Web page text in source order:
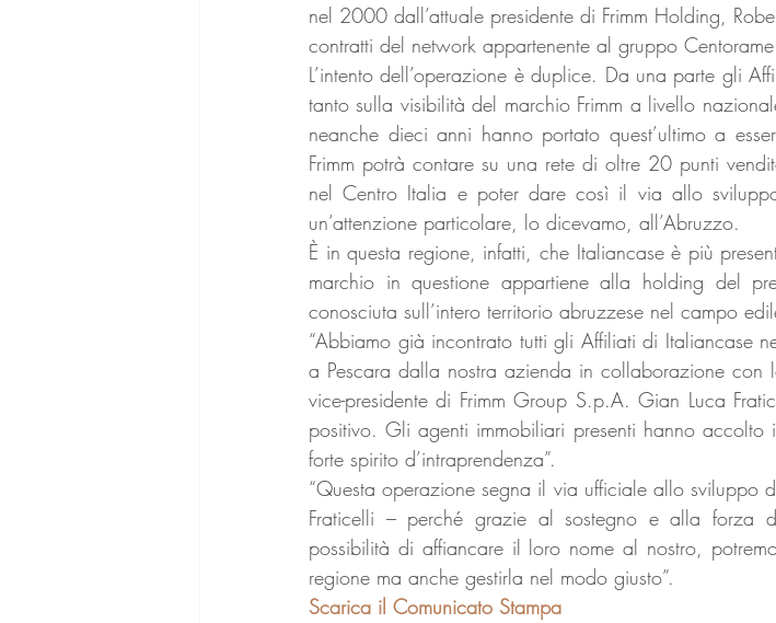
nel 2000 dall’attuale presidente di Frimm Holding,
contratti del network appartenente al gruppo
L’intento dell’operazione è duplice. Da una parte gli
tanto sulla visibilità del marchio Frimm a livello
neanche dieci anni hanno portato quest’ultimo a
Frimm potrà contare su una rete di oltre 20 punti
nel Centro Italia e poter dare così il via allo
un’attenzione particolare, lo dicevamo, all’Abruzzo.
È in questa regione, infatti, che Italiancase è più
marchio in questione appartiene alla holding del
conosciuta sull’intero territorio abruzzese nel campo
“Abbiamo già incontrato tutti gli Affiliati di Italiancase
a Pescara dalla nostra azienda in collaborazione con
vice-presidente di Frimm Group S.p.A. Gian Luca
positivo. Gli agenti immobiliari presenti hanno
forte spirito d’intraprendenza”.
“Questa operazione segna il via ufficiale allo sviluppo
Fraticelli – perché grazie al sostegno e alla forza
possibilità di affiancare il loro nome al nostro,
regione ma anche gestirla nel modo giusto”.
Scarica il Comunicato Stampa